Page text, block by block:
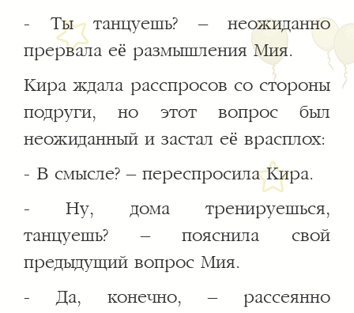
- Ты танцуешь? – неожиданно
прервала её размышления Мия.
Кира ждала расспросов со стороны
подруги, но этот вопрос был
неожиданный и застал её врасплох:
- В смысле? – переспросила Кира.
- Ну, дома тренируешься,
танцуешь? – пояснила свой
предыдущий вопрос Мия.
- Да, конечно, – рассеянно